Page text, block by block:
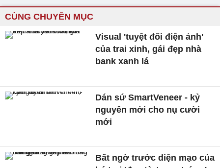
CÙNG CHUYÊN MỤC
Visual 'tuyệt đối điện ảnh'
của trai xinh, gái đẹp nhà
bank xanh lá
Dán sứ SmartVeneer - kỷ
nguyên mới cho nụ cười
mới
Bất ngờ trước diện mạo của